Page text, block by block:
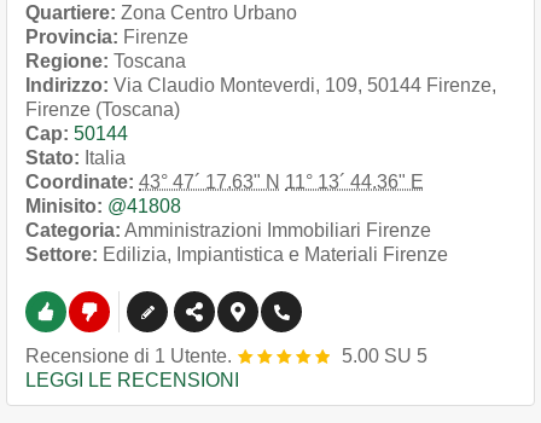
Quartiere: Zona Centro Urbano
Provincia: Firenze
Regione: Toscana
Indirizzo: Via Claudio Monteverdi, 109, 50144 Firenze,
Firenze (Toscana)
Cap: 50144
Stato: Italia
Coordinate: 43° 47´ 17.63" N 11° 13´ 44.36" E
Minisito: @41808
Categoria: Amministrazioni Immobiliari Firenze
Settore: Edilizia, Impiantistica e Materiali Firenze
Recensione di 1 Utente. 5.00 SU 5
LEGGI LE RECENSIONI